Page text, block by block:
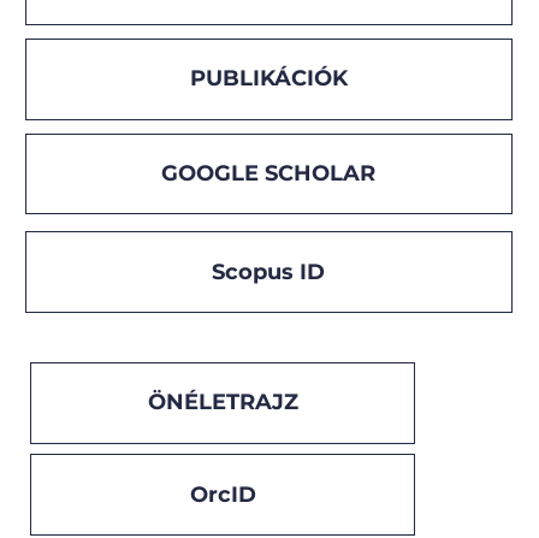
PUBLIKÁCIÓK
GOOGLE SCHOLAR
Scopus ID
ÖNÉLETRAJZ
OrcID